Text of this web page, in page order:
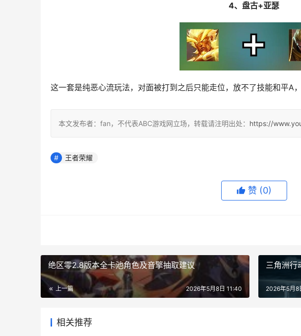
4、盘古+亚瑟
这一套是纯恶心流玩法，对面被打到之后只能走位，放不了技能和平A
本文发布者：fan，不代表ABC游戏网立场，转载请注明出处： https://
王者荣耀
赞 (0)
绝区零2.8版本全卡池角色及音擎抽取建议
上一篇 2026年5月8日 11:40
三角洲行
2026年5月8
相关推荐